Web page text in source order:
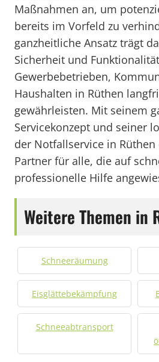
Maßnahmen an, um
bereits im Vorfeld zu
ganzheitliche Ansatz trägt
Sicherheit und
Gewerbebetrieben,
Haushalten in Rüthen
gewährleisten. Mit seinem
Servicekonzept und seiner
der Notfallservice in
Partner für alle, die auf
professionelle Hilfe
Weitere Themen in
Schneeräumung
Eisglättebekämpfung
Schneeabtransport